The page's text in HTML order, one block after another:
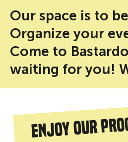
Our space is to
Organize your
Come to
waiting for you!
Enjoy our